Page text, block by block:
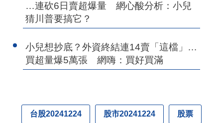
…連砍6日賣超爆量 網心酸分析：小兒
猜川普要搞它？
小兒想抄底？外資終結連14賣「這檔」…
買超量爆5萬張 網嗨：買好買滿
台股20241224 股市20241224 股票